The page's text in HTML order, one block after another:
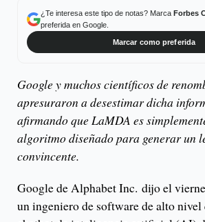
¿Te interesa este tipo de notas? Marca Forbes
preferida en Google.
Marcar como preferida
Google y muchos científicos de
apresuraron a desestimar dicha
afirmando que LaMDA es
algoritmo diseñado para generar un
convincente.
Google de Alphabet Inc. dijo el
un ingeniero de software de alto